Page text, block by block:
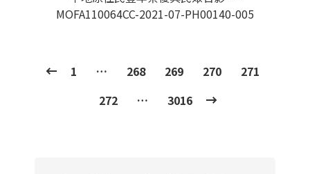
MOFA110064CC-2021-07-PH00140-005
1 … 268 269 270
271
272
… 3016